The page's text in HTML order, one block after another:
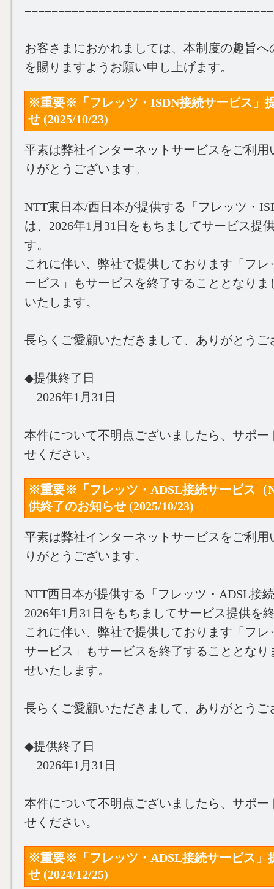
お客さまにおかれましては、本制度の趣旨へ
を賜りますようお願い申し上げます。
※重要※「フレッツ・ISDN接続サービス」
せ (2025/10/23)
平素は弊社インターネットサービスをご利用
りがとうございます。
NTT東日本/西日本が提供する「フレッツ・
は、2026年1月31日をもちましてサービス提
す。
これに伴い、弊社で提供しております「フレ
ービス」もサービスを終了することとなりま
いたします。
長らくご愛顧いただきまして、ありがとうご
◆提供終了日
2026年1月31日
本件について不明点ございましたら、サポー
せください。
※重要※「フレッツ・ADSL接続サービス（
供終了のお知らせ (2025/10/23)
平素は弊社インターネットサービスをご利用
りがとうございます。
NTT西日本が提供する「フレッツ・ADSL接
2026年1月31日をもちましてサービス提供を
これに伴い、弊社で提供しております「フレ
サービス」もサービスを終了することとなり
せいたします。
長らくご愛顧いただきまして、ありがとうご
◆提供終了日
2026年1月31日
本件について不明点ございましたら、サポー
せください。
※重要※「フレッツ・ADSL接続サービス」
せ (2024/12/25)